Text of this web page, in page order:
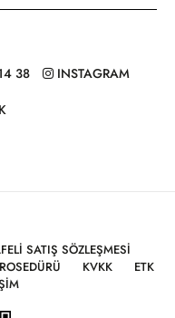
38
INSTAGRAM
SATIŞ SÖZLEŞMESI
KVKK
ETK